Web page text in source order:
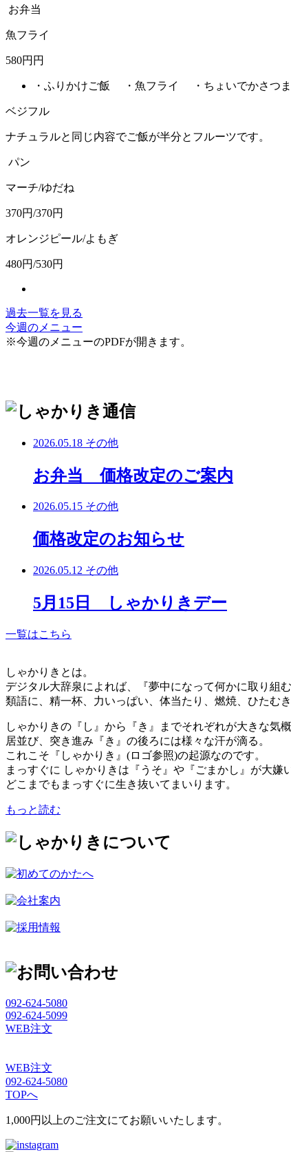
お弁当
魚フライ
580円円
・ふりかけご飯 ・魚フライ ・ちょいでかさつ
ベジフル
ナチュラルと同じ内容でご飯が半分とフルーツです。
パン
マーチ/ゆだね
370円/370円
オレンジピール/よもぎ
480円/530円
過去一覧を見る
今週のメニュー
※今週のメニューのPDFが開きます。
2026.05.18 その他
お弁当 価格改定のご案内
2026.05.15 その他
価格改定のお知らせ
2026.05.12 その他
5月15日 しゃかりきデー
一覧はこちら
しゃかりきとは。
デジタル大辞泉によれば、『夢中になって何かに取り組む
類語に、精一杯、力いっぱい、体当たり、燃焼、ひたむ
しゃかりきの『し』から『き』までそれぞれが大きな気概
居並び、突き進み『き』の後ろには様々な汗が滴る。
これこそ『しゃかりき』(ロゴ参照)の起源なのです。
まっすぐに しゃかりきは『うそ』や『ごまかし』が大嫌
どこまでもまっすぐに生き抜いてまいります。
もっと読む
092-624-5080
092-624-5099
WEB注文
WEB注文
092-624-5080
TOPへ
1,000円以上のご注文にてお願いいたします。